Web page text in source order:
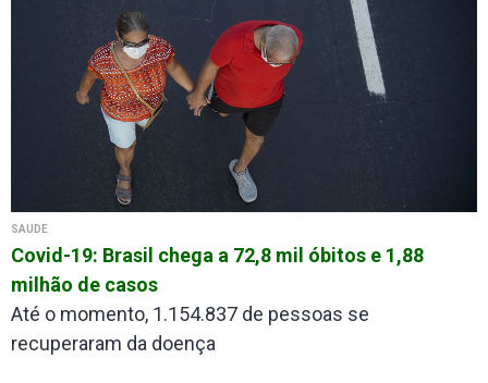
SAÚDE
Covid-19: Brasil chega a 72,8 mil óbitos e 1,88
milhão de casos
Até o momento, 1.154.837 de pessoas se
recuperaram da doença